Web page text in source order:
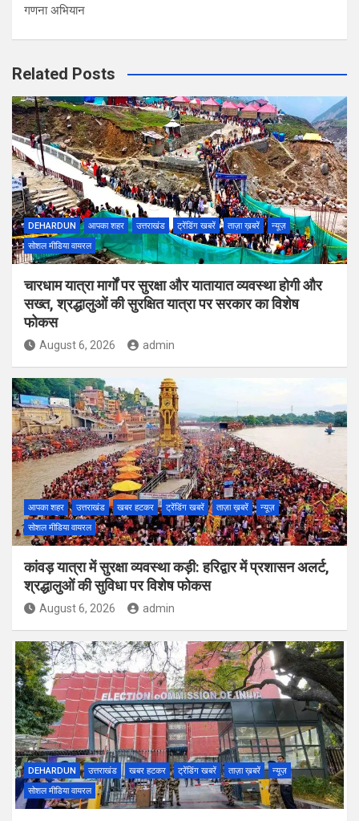
गणना अभियान
Related Posts
DEHARDUN आपका शहर उत्तराखंड ट्रेंडिंग खबरें ताज़ा ख़बरें
न्यूज़
सोशल मीडिया वायरल
चारधाम यात्रा मार्गों पर सुरक्षा और यातायात व्यवस्था होगी और
सख्त, श्रद्धालुओं की सुरक्षित यात्रा पर सरकार का विशेष
फोकस
August 6, 2026 admin
आपका शहर उत्तराखंड खबर हटकर ट्रेंडिंग खबरें ताज़ा ख़बरें
न्यूज़
सोशल मीडिया वायरल
कांवड़ यात्रा में सुरक्षा व्यवस्था कड़ी: हरिद्वार में प्रशासन अलर्ट,
श्रद्धालुओं की सुविधा पर विशेष फोकस
August 6, 2026 admin
DEHARDUN उत्तराखंड खबर हटकर ट्रेंडिंग खबरें ताज़ा ख़बरें
न्यूज़
सोशल मीडिया वायरल